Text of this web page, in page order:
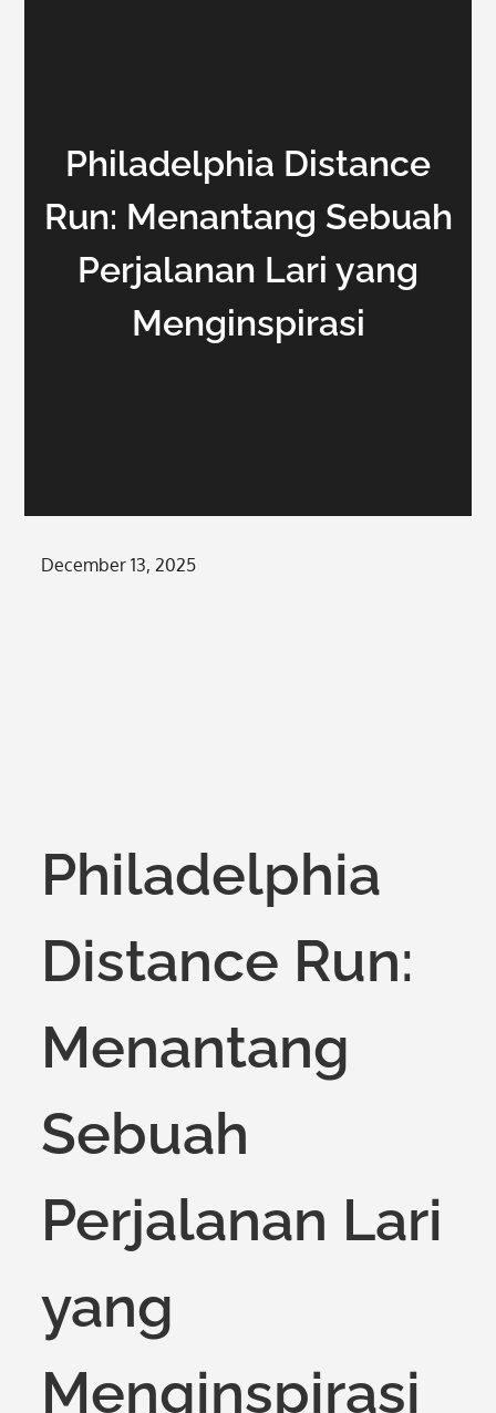
Philadelphia Distance
Run: Menantang Sebuah
Perjalanan Lari yang
Menginspirasi
Posted
December 13, 2025
Philadelphia
Distance Run:
Menantang
Sebuah
Perjalanan Lari
yang
Menginspirasi